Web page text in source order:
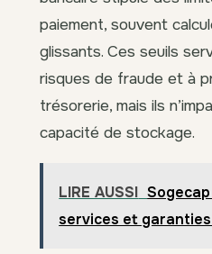
paiement, souvent
glissants. Ces seuils
risques de fraude et à
trésorerie, mais ils
capacité de stockage.
LIRE AUSSI
services et